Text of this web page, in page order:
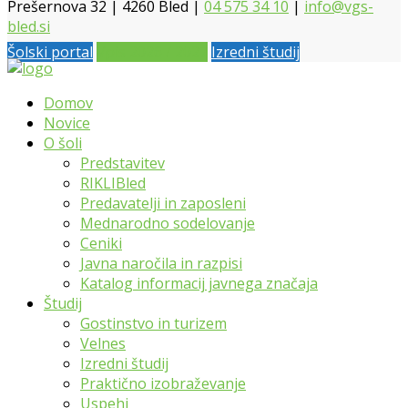
Prešernova 32 | 4260 Bled | 04 575 34 10 | info@vgs-
bled.si
Šolski portal
Izredni študij
Domov
Novice
O šoli
Predstavitev
RIKLIBled
Predavatelji in zaposleni
Mednarodno sodelovanje
Ceniki
Javna naročila in razpisi
Katalog informacij javnega značaja
Študij
Gostinstvo in turizem
Velnes
Izredni študij
Praktično izobraževanje
Uspehi